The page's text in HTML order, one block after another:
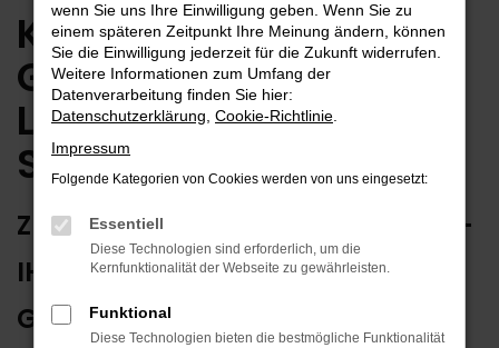
Kia Sorento
Gebrauchtwagen |
Lieferservice nach
Sindelfingen
ZUVERLÄSSIG FÜR SINDELFINGEN –
IHR KIA SORENTO
GEBRAUCHTWAGEN
wenn Sie uns Ihre Einwilligung geben. Wenn Sie zu
einem späteren Zeitpunkt Ihre Meinung ändern, können
Sie die Einwilligung jederzeit für die Zukunft widerrufen.
Weitere Informationen zum Umfang der
Datenverarbeitung finden Sie hier:
Datenschutzerklärung Cookie-Richtlinie
Impressum
Folgende Kategorien von Cookies werden von uns eingesetzt:
Essentiell
Diese Technologien sind erforderlich, um die
Kernfunktionalität der Webseite zu gewährleisten.
Funktional
Diese Technologien bieten die bestmögliche Funktionalität